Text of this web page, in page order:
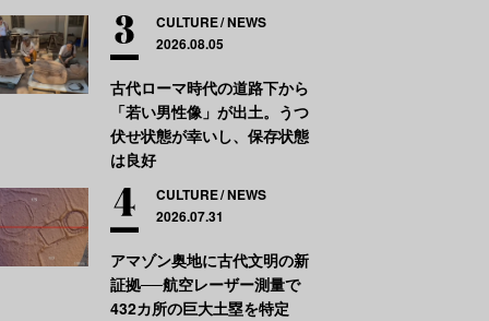
CULTURE NEWS
2026.08.05
古代ローマ時代の道路下から
「若い男性像」が出土。うつ
伏せ状態が幸いし、保存状態
は良好
CULTURE NEWS
2026.07.31
アマゾン奥地に古代文明の新
証拠──航空レーザー測量で
432カ所の巨大土塁を特定